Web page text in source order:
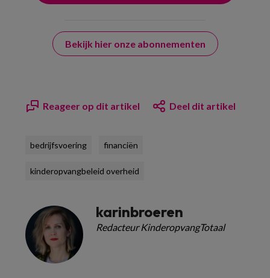
Bekijk hier onze abonnementen
Reageer op dit artikel Deel dit artikel
bedrijfsvoering financiën
kinderopvangbeleid overheid
karinbroeren
Redacteur KinderopvangTotaal